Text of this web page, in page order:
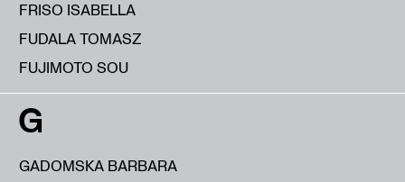
FRISO ISABELLA
FUDALA TOMASZ
FUJIMOTO SOU
G
GADOMSKA BARBARA